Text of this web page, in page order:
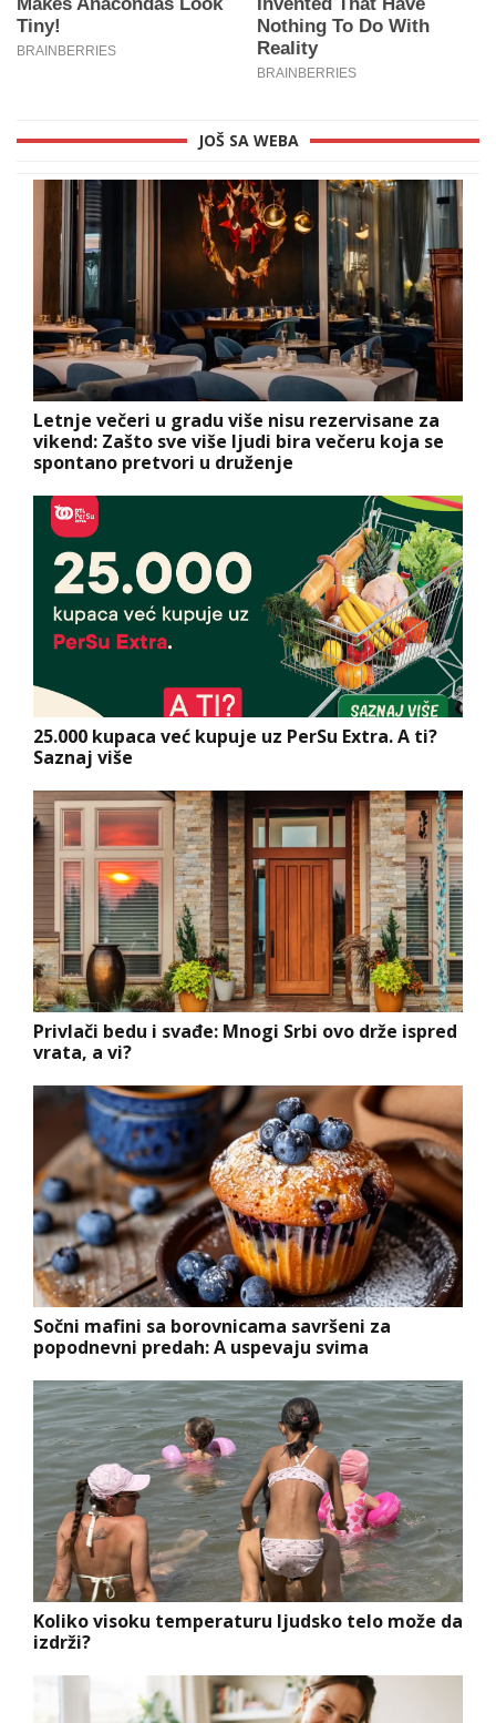
JOŠ SA WEBA
Letnje večeri u gradu više nisu rezervisane za
vikend: Zašto sve više ljudi bira večeru koja se
spontano pretvori u druženje
25.000 kupaca već kupuje uz PerSu Extra. A ti?
Saznaj više
Privlači bedu i svađe: Mnogi Srbi ovo drže ispred
vrata, a vi?
Sočni mafini sa borovnicama savršeni za
popodnevni predah: A uspevaju svima
Koliko visoku temperaturu ljudsko telo može da
izdrži?